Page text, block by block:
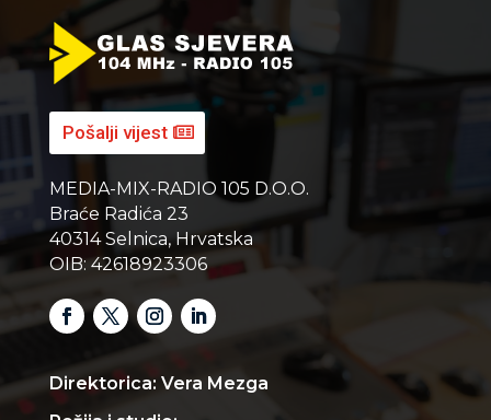
Pošalji vijest
MEDIA-MIX-RADIO 105 D.O.O.
Braće Radića 23
40314 Selnica, Hrvatska
OIB: 42618923306
Direktorica: Vera Mezga